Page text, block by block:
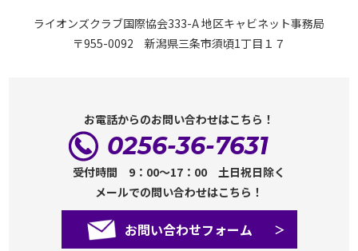
ライオンズクラブ国際協会333-A 地区キャビネット事務局
〒955-0092 新潟県三条市須頃1丁目１７
お電話からのお問い合わせはこちら！
0256-36-7631
受付時間 9：00～17：00 土日祝日除く
メールでの問い合わせはこちら！
お問い合わせフォーム